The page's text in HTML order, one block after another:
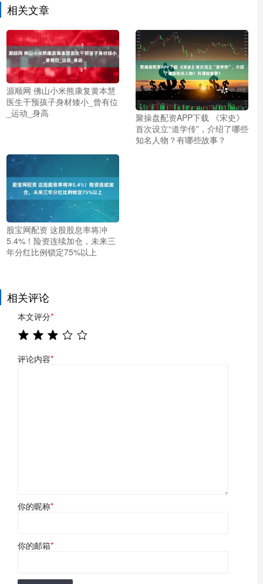
相关文章
源顺网 佛山小米熊康复黄本慧
医生干预孩子身材矮小_曾有位
_运动_身高
聚操盘配资APP下载 《宋史》
首次设立“道学传”，介绍了哪些
知名人物？有哪些故事？
股宝网配资 这股股息率将冲
5.4%！险资连续加仓，未来三
年分红比例锁定75%以上
相关评论
本文评分*
评论内容*
你的昵称*
你的邮箱*